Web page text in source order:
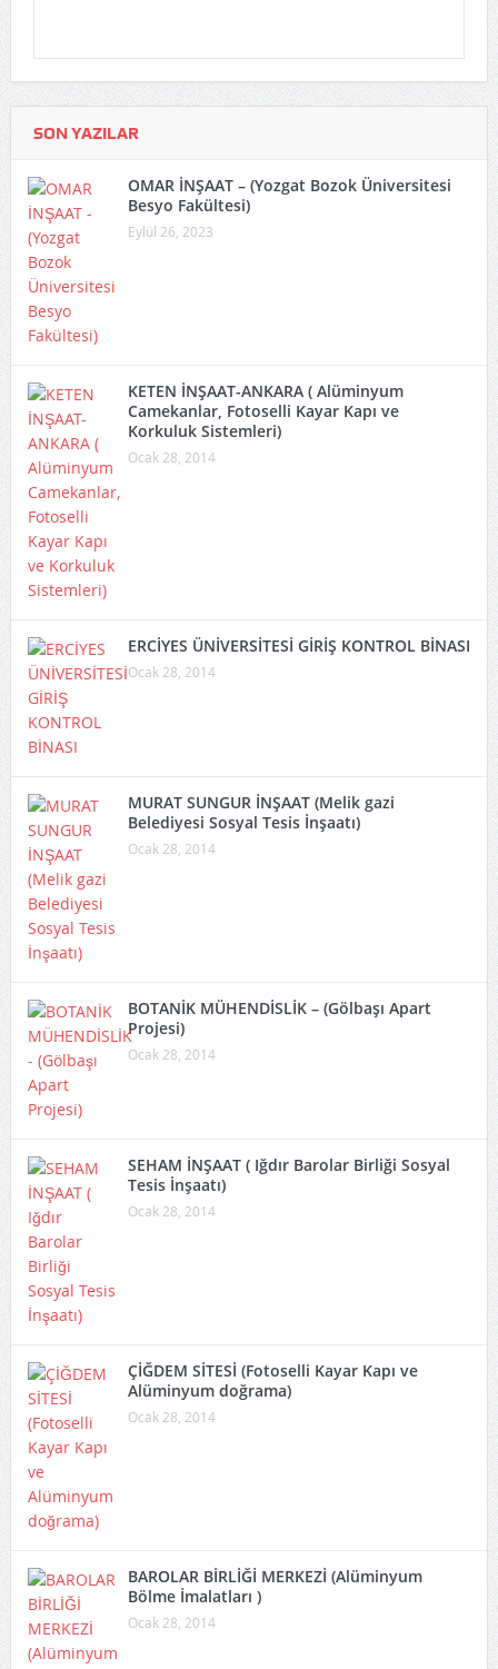
SON YAZILAR
OMAR İNŞAAT – (Yozgat Bozok Üniversitesi
Besyo Fakültesi)
Eylül 26, 2023
KETEN İNŞAAT-ANKARA ( Alüminyum
Camekanlar, Fotoselli Kayar Kapı ve
Korkuluk Sistemleri)
Ocak 28, 2014
ERCİYES ÜNİVERSİTESİ GİRİŞ KONTROL BİNASI
Ocak 28, 2014
MURAT SUNGUR İNŞAAT (Melik gazi
Belediyesi Sosyal Tesis İnşaatı)
Ocak 28, 2014
BOTANİK MÜHENDİSLİK – (Gölbaşı Apart
Projesi)
Ocak 28, 2014
SEHAM İNŞAAT ( Iğdır Barolar Birliği Sosyal
Tesis İnşaatı)
Ocak 28, 2014
ÇİĞDEM SİTESİ (Fotoselli Kayar Kapı ve
Alüminyum doğrama)
Ocak 28, 2014
BAROLAR BİRLİĞİ MERKEZİ (Alüminyum
Bölme İmalatları )
Ocak 28, 2014